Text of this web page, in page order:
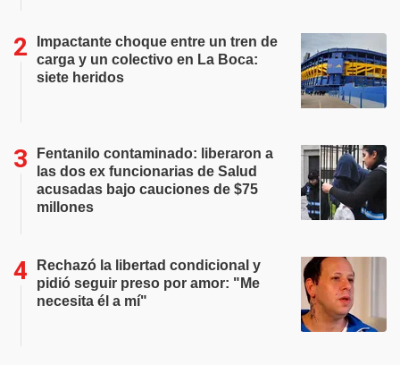
Impactante choque entre un tren de
carga y un colectivo en La Boca:
siete heridos
Fentanilo contaminado: liberaron a
las dos ex funcionarias de Salud
acusadas bajo cauciones de $75
millones
Rechazó la libertad condicional y
pidió seguir preso por amor: "Me
necesita él a mí"